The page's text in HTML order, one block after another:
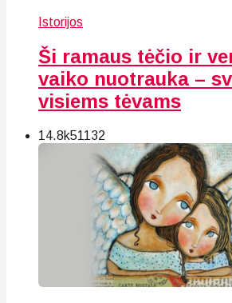
Istorijos
Ši ramaus tėčio ir
vaiko nuotrauka –
visiems tėvams
14.8k51 132